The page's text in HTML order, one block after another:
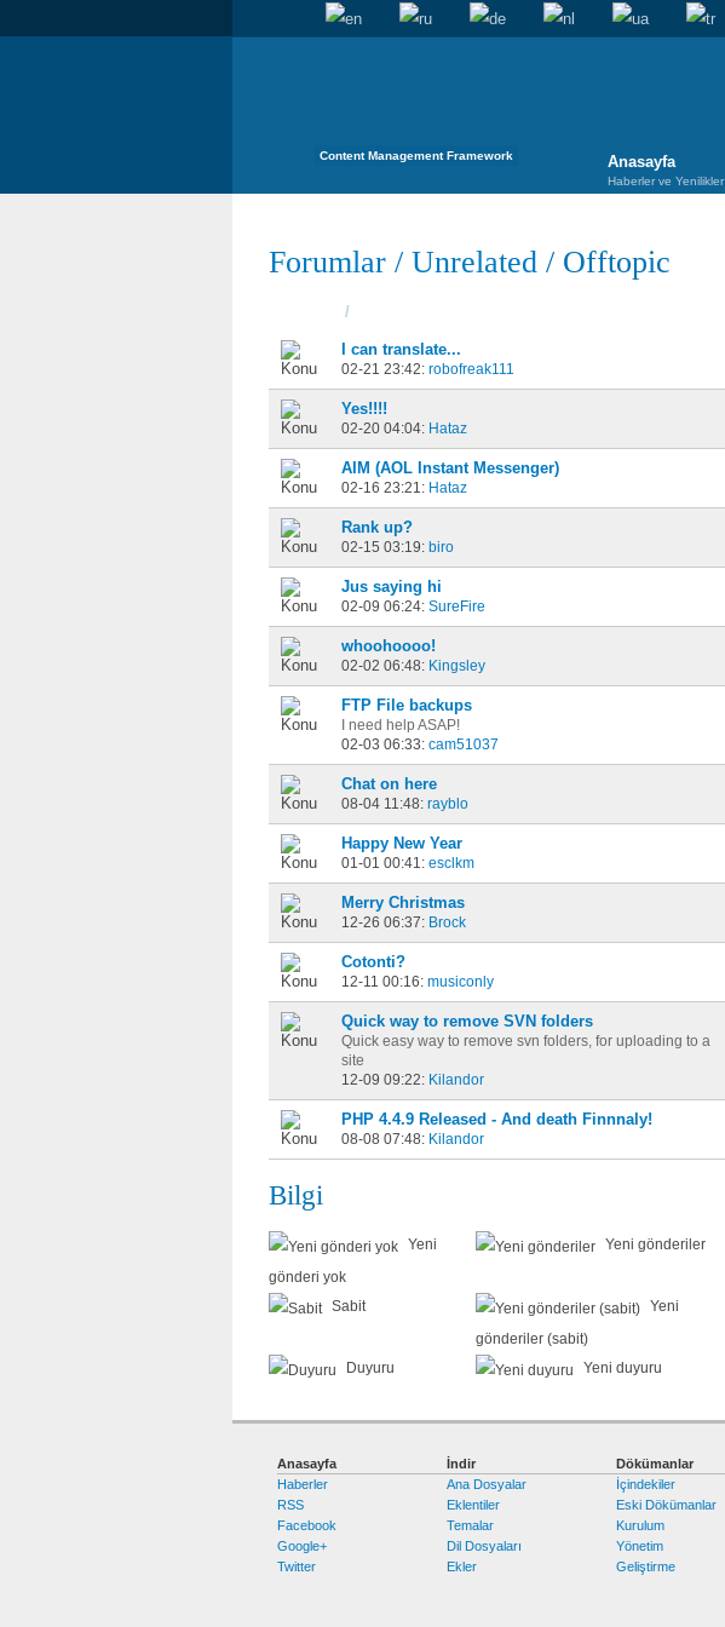
Content Management Framework Anasayfa
Haberler ve Yenilikler
Forumlar / Unrelated / Offtopic
/
I can translate...
02-21 23:42: robofreak111
Yes!!!!
02-20 04:04: Hataz
AIM (AOL Instant Messenger)
02-16 23:21: Hataz
Rank up?
02-15 03:19: biro
Jus saying hi
02-09 06:24: SureFire
whoohoooo!
02-02 06:48: Kingsley
FTP File backups
I need help ASAP!
02-03 06:33: cam51037
Chat on here
08-04 11:48: rayblo
Happy New Year
01-01 00:41: esclkm
Merry Christmas
12-26 06:37: Brock
Cotonti?
12-11 00:16: musiconly
Quick way to remove SVN folders
Quick easy way to remove svn folders, for uploading to a
site
12-09 09:22: Kilandor
PHP 4.4.9 Released - And death Finnnaly!
08-08 07:48: Kilandor
Bilgi
Yeni
gönderi yok
Yeni gönderiler
Sabit
Yeni
gönderiler (sabit)
Duyuru
Yeni duyuru
Anasayfa
Haberler
RSS
Facebook
Google+
Twitter
İndir
Ana Dosyalar
Eklentiler
Temalar
Dil Dosyaları
Ekler
Dökümanlar
İçindekiler
Eski Dökümanlar
Kurulum
Yönetim
Geliştirme